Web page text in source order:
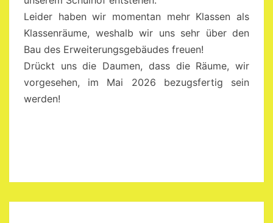
Leider haben wir momentan mehr Klassen als
Klassenräume, weshalb wir uns sehr über den
Bau des Erweiterungsgebäudes freuen!
Drückt uns die Daumen, dass die Räume, wir
vorgesehen, im Mai 2026 bezugsfertig sein
werden!